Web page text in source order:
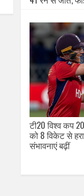
टी20 विश्व कप
को 8 विकेट से
संभावनाएं बढ़ीं